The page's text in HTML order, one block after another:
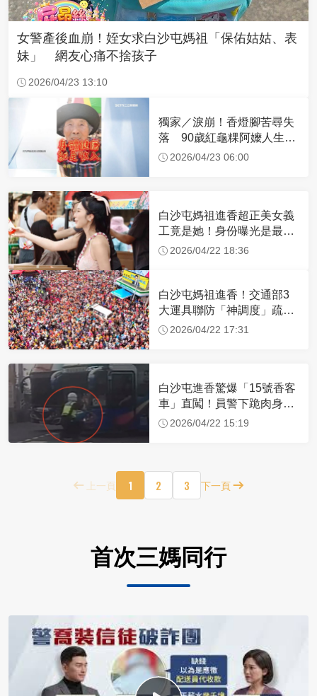
女警產後血崩！姪女求白沙屯媽祖「保佑姑姑、表
妹」 網友心痛不捨孩子
2026/04/23 13:10
獨家／淚崩！香燈腳苦尋失
落 90歲紅龜粿阿嬤人生謝
幕2026/04/23 06:00
白沙屯媽祖進香超正美女義
工竟是她！身份曝光是最美
禮生 一輩子不結婚
2026/04/22 18:36
白沙屯媽祖進香！交通部3
大運具聯防「神調度」疏運
32.1萬創新高
2026/04/22 17:31
白沙屯進香驚爆「15號香客
車」直闖！員警下跪肉身擋
車：讓行人先過
2026/04/22 15:19
上一頁 1 2 3 下一頁
首次三媽同行